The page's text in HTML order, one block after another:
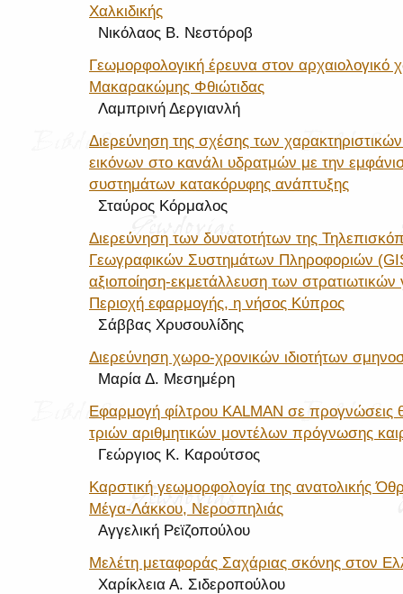
Χαλκιδικής
Νικόλαος Β. Νεστόροβ
Γεωμορφολογική έρευνα στον αρχαιολογικό
Μακαρακώμης Φθιώτιδας
Λαμπρινή Δεργιανλή
Διερεύνηση της σχέσης των
εικόνων στο κανάλι υδρατμών με την
συστημάτων κατακόρυφης ανάπτυξης
Σταύρος Κόρμαλος
Διερεύνηση των δυνατοτήτων της
Γεωγραφικών Συστημάτων Πληροφοριών
αξιοποίηση-εκμετάλλευση των
Περιοχή εφαρμογής, η νήσος Κύπρος
Σάββας Χρυσουλίδης
Διερεύνηση χωρο-χρονικών ιδιοτήτων
Μαρία Δ. Μεσημέρη
Εφαρμογή φίλτρου KALMAN σε προγνώσεις
τριών αριθμητικών μοντέλων πρόγνωσης
Γεώργιος Κ. Καρούτσος
Καρστική γεωμορφολογία της ανατολικής
Μέγα-Λάκκου, Νεροσπηλιάς
Αγγελική Ρεϊζοπούλου
Μελέτη μεταφοράς Σαχάριας σκόνης στον
Χαρίκλεια Α. Σιδεροπούλου